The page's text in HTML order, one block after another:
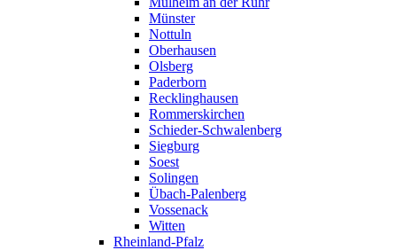
Münster
Nottuln
Oberhausen
Olsberg
Paderborn
Recklinghausen
Rommerskirchen
Schieder-Schwalenberg
Siegburg
Soest
Solingen
Übach-Palenberg
Vossenack
Witten
Rheinland-Pfalz